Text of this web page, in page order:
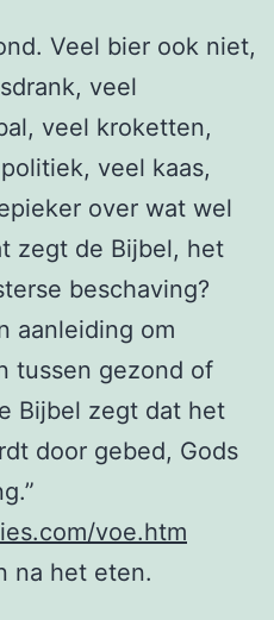
Veel bier ook niet,
veel
veel kroketten,
veel kaas,
over wat wel
zegt de Bijbel, het
beschaving?
aanleiding om
tussen gezond of
Bijbel zegt dat het
door gebed, Gods
voe.htm
na het eten.